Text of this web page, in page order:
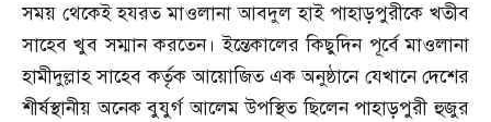
সময় থেকেই হযরত মাওলানা আবদুল হাই পাহাড়পুরীকে খতীব
সাহেব খুব সম্মান করতেন। ইন্তেকালের কিছুদিন পূর্বে মাওলানা
হামীদুল্লাহ সাহেব কর্তৃক আয়োজিত এক অনুষ্ঠানে যেখানে দেশের
শীর্ষস্থানীয় অনেক বুযুর্গ আলেম উপস্থিত ছিলেন পাহাড়পুরী হুজুর